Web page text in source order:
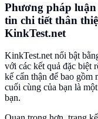
Phương pháp
tin chi tiết thân
KinkTest.net
KinkTest.net nổi bật
với các kết quả đặc biệt
kế cẩn thận để bao gồm
cuối cùng của bạn là
bạn.